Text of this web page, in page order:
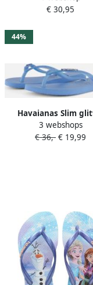
Teenslippers
€ 30,95
44%
Havaianas Slim
iridescent lavender
lichtblauw
3 webshops
€ 36,- € 19,99